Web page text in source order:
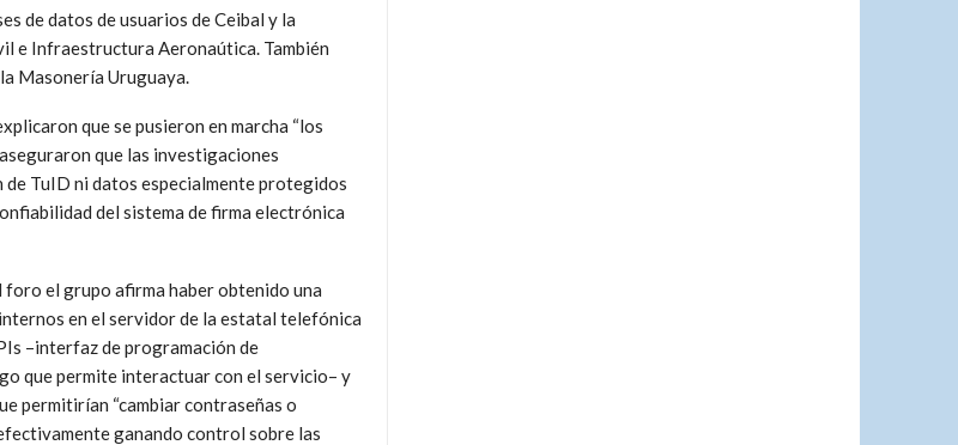
de datos de usuarios de Ceibal y la
e Infraestructura Aeronaútica. También
Masonería Uruguaya.
que se pusieron en marcha “los
que las investigaciones
TuID ni datos especialmente protegidos
del sistema de firma electrónica
foro el grupo afirma haber obtenido una
en el servidor de la estatal telefónica
–interfaz de programación de
que permite interactuar con el servicio– y
permitirían “cambiar contraseñas o
ganando control sobre las